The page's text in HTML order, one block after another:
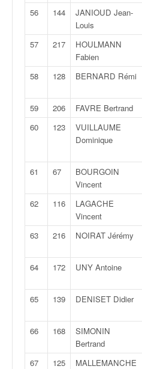
56 144
JANIOUD Jean-
Louis
57 217
HOULMANN
Fabien
58 128 BERNARD Rémi
59 206 FAVRE Bertrand
60
123
VUILLAUME
Dominique
61 67
BOURGOIN
Vincent
62 116
LAGACHE
Vincent
63 216 NOIRAT Jérémy
64 172 UNY Antoine
65 139 DENISET Didier
66 168
SIMONIN
Bertrand
67 125
MALLEMANCHE